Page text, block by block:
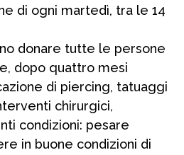
di ogni martedì, tra le 14
donare tutte le persone
dopo quattro mesi
di piercing, tatuaggi
chirurgici,
condizioni: pesare
in buone condizioni di